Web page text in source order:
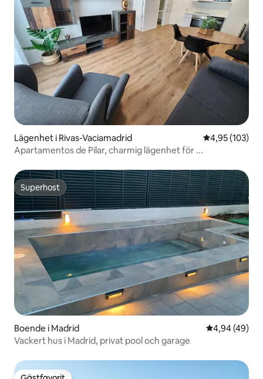
Lägenhet i Rivas-Vaciamadrid 4,95 av 5 i
4,95 (103)
Apartamentos de Pilar, charmig lägenhet för ...
Superhost
Superhost
Boende i Madrid 4,94 av 5 i
4,94 (49)
Vackert hus i Madrid, privat pool och garage